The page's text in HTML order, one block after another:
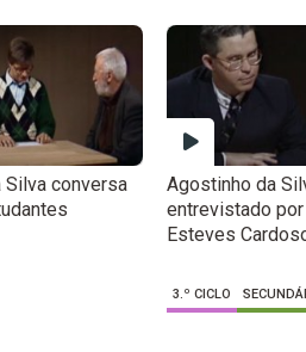
conversa
Agostinho da
entrevistado
Esteves
3.º CICLO